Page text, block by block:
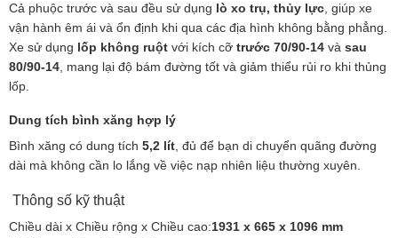
Cả phuộc trước và sau đều sử dụng lò xo trụ, thủy lực, giúp xe
vận hành êm ái và ổn định khi qua các địa hình không bằng phẳng.
Xe sử dụng lốp không ruột với kích cỡ trước 70/90-14 và sau
80/90-14, mang lại độ bám đường tốt và giảm thiểu rủi ro khi thủng
lốp.
Dung tích bình xăng hợp lý
Bình xăng có dung tích 5,2 lít, đủ để bạn di chuyển quãng đường
dài mà không cần lo lắng về việc nạp nhiên liệu thường xuyên.
Thông số kỹ thuật
Chiều dài x Chiều rộng x Chiều cao:1931 x 665 x 1096 mm